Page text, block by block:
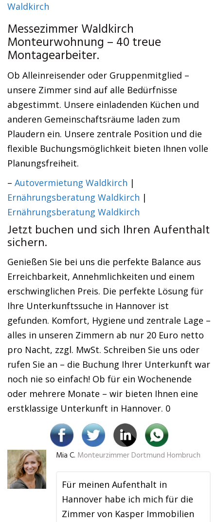
Waldkirch
Messezimmer Waldkirch
Monteurwohnung – 40 treue
Montagearbeiter.
Ob Alleinreisender oder Gruppenmitglied –
unsere Zimmer sind auf alle Bedürfnisse
abgestimmt. Unsere einladenden Küchen und
anderen Gemeinschaftsräume laden zum
Plaudern ein. Unsere zentrale Position und die
flexible Buchungsmöglichkeit bieten Ihnen volle
Planungsfreiheit.
– Autovermietung Waldkirch |
Ernährungsberatung Waldkirch |
Ernährungsberatung Waldkirch
Jetzt buchen und sich Ihren Aufenthalt
sichern.
Genießen Sie bei uns die perfekte Balance aus
Erreichbarkeit, Annehmlichkeiten und einem
erschwinglichen Preis. Die perfekte Lösung für
Ihre Unterkunftssuche in Hannover ist
gefunden. Komfort, Hygiene und zentrale Lage –
alles in unseren Zimmern ab nur 20 Euro netto
pro Nacht, zzgl. MwSt. Schreiben Sie uns oder
rufen Sie an – die Buchung Ihrer Unterkunft war
noch nie so einfach! Ob für ein Wochenende
oder mehrere Monate – wir bieten Ihnen eine
erstklassige Unterkunft in Hannover. 0
Mia C. Monteurzimmer Dortmund Hombruch
Für meinen Aufenthalt in
Hannover habe ich mich für die
Zimmer von Kasper Immobilien